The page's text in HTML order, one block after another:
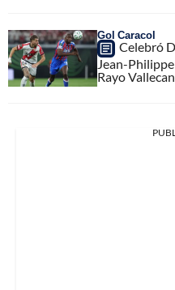
Gol Caracol
Celebró
Jean-
Rayo